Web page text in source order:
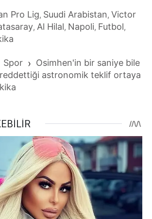
Pro Lig, Suudi Arabistan, Victor
, Al Hilal, Napoli, Futbol,
Spor › Osimhen'in bir saniye bile
astronomik teklif ortaya